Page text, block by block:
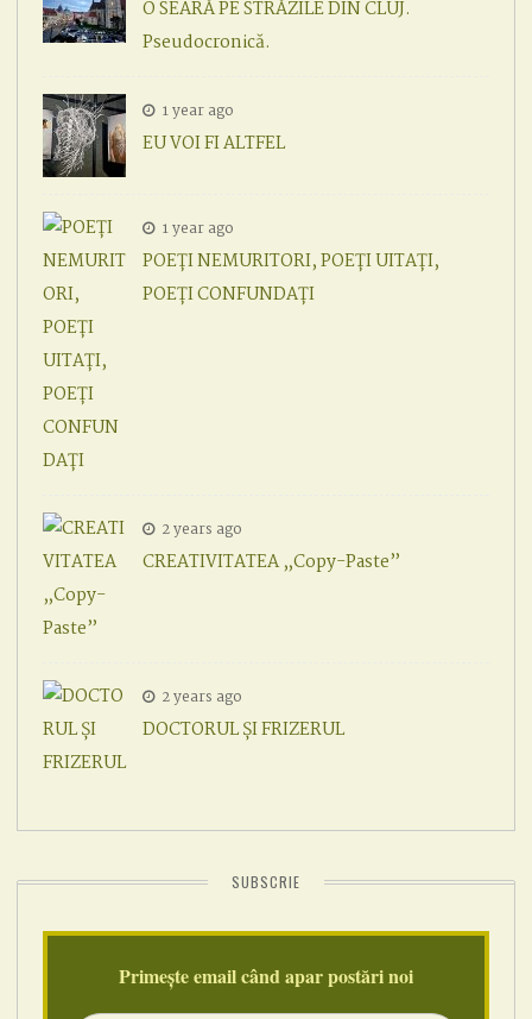
O SEARĂ PE STRĂZILE DIN CLUJ.
Pseudocronică.
1 year ago
EU VOI FI ALTFEL
1 year ago
POEȚI NEMURITORI, POEȚI UITAȚI,
POEȚI CONFUNDAȚI
2 years ago
CREATIVITATEA „Copy-Paste”
2 years ago
DOCTORUL ȘI FRIZERUL
SUBSCRIE
Primește email când apar postări noi